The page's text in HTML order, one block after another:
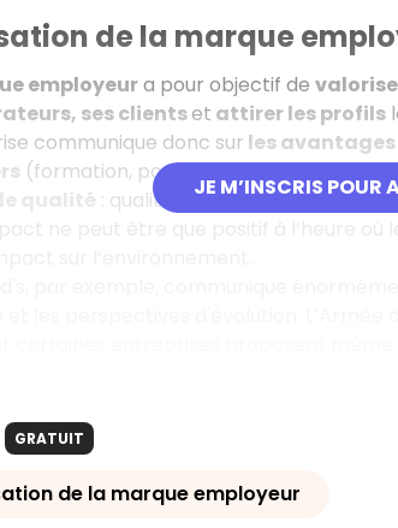
JE M’INSCRIS POUR
de la marque
employeura pour objectif de
ses clientset attirer les profils
communique donc sur les avantages
(formation, possibilité d’évolution,
: qualité des produits, des
GRATUIT
de la marque employeur